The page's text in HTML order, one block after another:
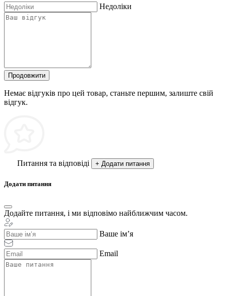
Недоліки
Продовжити
Немає відгуків про цей товар, станьте першим, залиште свій
відгук.
Питання та відповіді + Додати питання
Додати питання
Додайте питання, і ми відповімо найближчим часом.
Ваше ім’я
Email